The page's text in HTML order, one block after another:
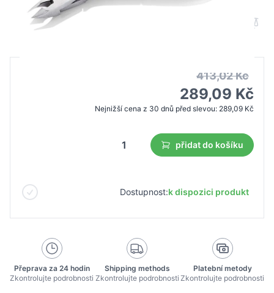
413,02 Kč
289,09 Kč
Nejnižší cena z 30 dnů před slevou: 289,09 Kč
přidat do košíku
Dostupnost:k dispozici produkt
Přeprava za 24 hodin
Zkontrolujte podrobnosti
Shipping methods
Zkontrolujte podrobnosti
Platební metody
Zkontrolujte podrobnosti